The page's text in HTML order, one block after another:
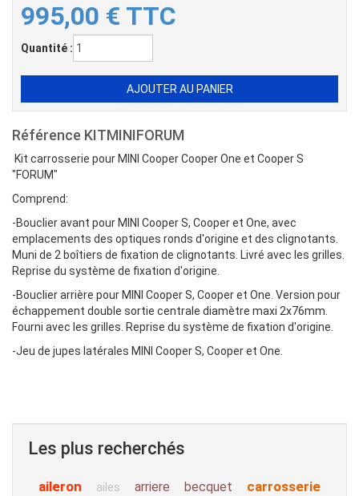
995,00 € TTC
Quantité :
Référence KITMINIFORUM
Kit carrosserie pour MINI Cooper Cooper One et Cooper S
"FORUM"
Comprend:
-Bouclier avant pour MINI Cooper S, Cooper et One, avec
emplacements des optiques ronds d'origine et des clignotants.
Muni de 2 boîtiers de fixation de clignotants. Livré avec les grilles.
Reprise du système de fixation d'origine.
-Bouclier arrière pour MINI Cooper S, Cooper et One. Version pour
échappement double sortie centrale diamètre maxi 2x76mm.
Fourni avec les grilles. Reprise du système de fixation d'origine.
-Jeu de jupes latérales MINI Cooper S, Cooper et One.
Les plus recherchés
aileron ailes arriere becquet carrosserie